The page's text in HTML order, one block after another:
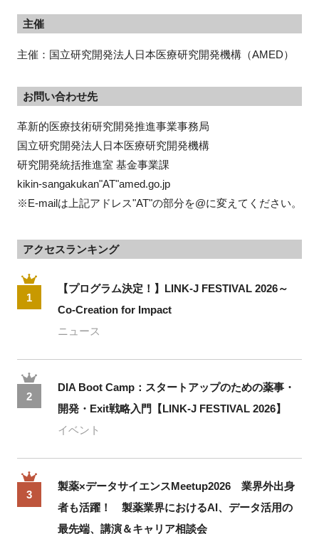
主催
主催：国立研究開発法人日本医療研究開発機構（AMED）
お問い合わせ先
革新的医療技術研究開発推進事業事務局
国立研究開発法人日本医療研究開発機構
研究開発統括推進室 基金事業課
kikin-sangakukan"AT"amed.go.jp
※E-mailは上記アドレス"AT"の部分を@に変えてください。
アクセスランキング
1
【プログラム決定！】LINK-J FESTIVAL 2026～
Co-Creation for Impact
ニュース
2
DIA Boot Camp：スタートアップのための薬事・
開発・Exit戦略入門【LINK-J FESTIVAL 2026】
イベント
3
製薬×データサイエンスMeetup2026 業界外出身
者も活躍！ 製薬業界におけるAI、データ活用の
最先端、講演＆キャリア相談会